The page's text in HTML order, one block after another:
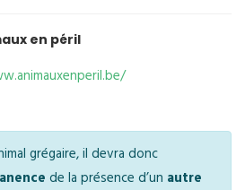
en péril
grégaire, il devra donc
de la présence d’un autre